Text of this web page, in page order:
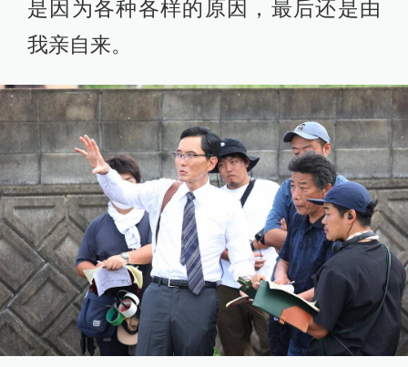
是因为各种各样的原因，最后还是由
我亲自来。